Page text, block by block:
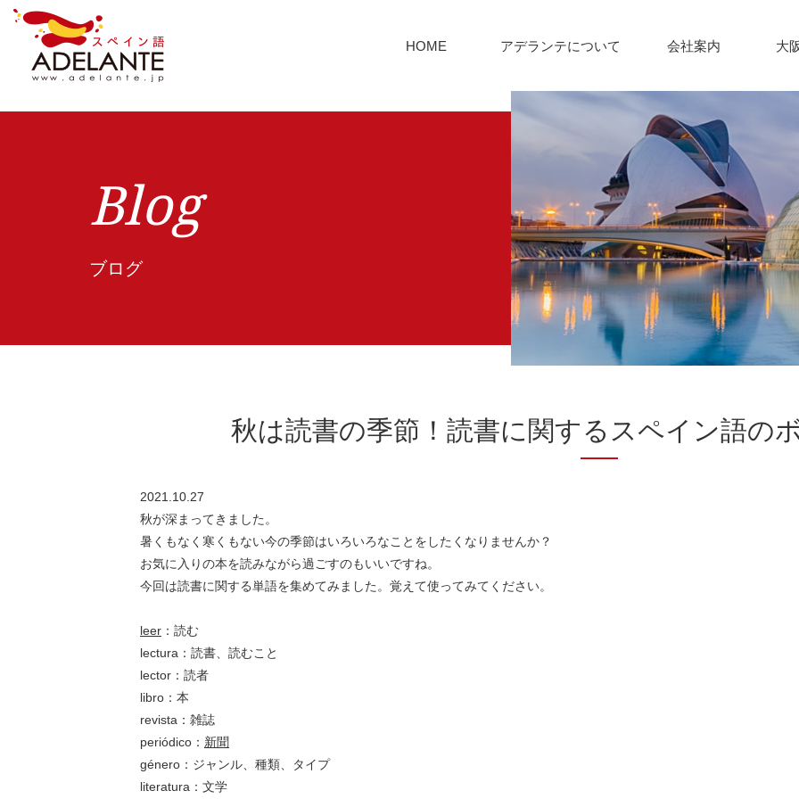
HOME アデランテについて 会社案内 大
Blog
ブログ
秋は読書の季節！読書に関するスペイン語の
2021.10.27
秋が深まってきました。
暑くもなく寒くもない今の季節はいろいろなことをしたくなりませんか？
お気に入りの本を読みながら過ごすのもいいですね。
今回は読書に関する単語を集めてみました。覚えて使ってみてください。
leer ：読む
lectura ：読書、読むこと
lector ：読者
libro ：本
revista ：雑誌
periódico ： 新聞
género ：ジャンル、種類、タイプ
literatura ：文学